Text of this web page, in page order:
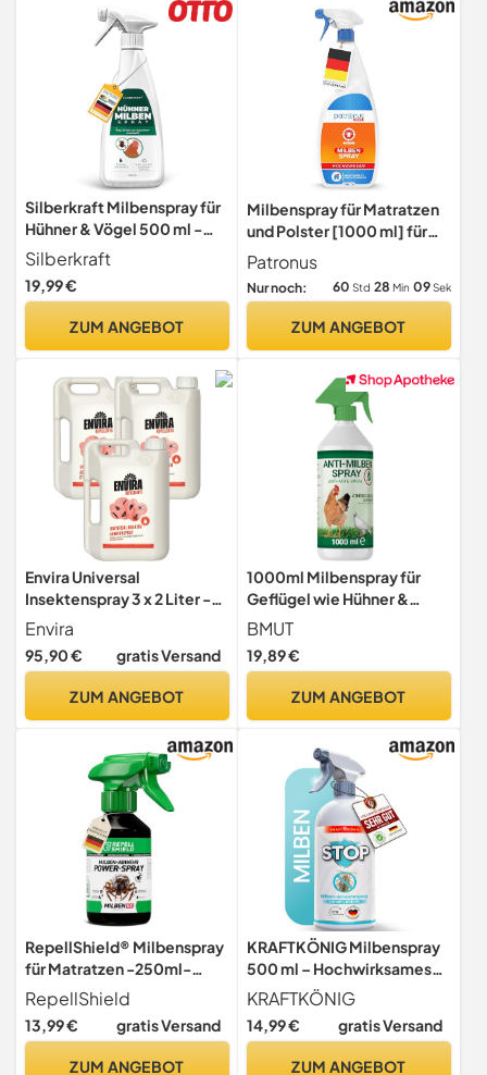
geruchsarm
Silberkraft Milbenspray für
Hühner & Vögel 500 ml -
Anti Milben Spray mit
Sofortwirkung gegen Rote
Vogelmilbe & Federlinge -
Hühnerstall & Käfig -
laborgeprüft
Silberkraft
19,99 €
ZUM ANGEBOT
Milbenspray für Matratzen
und Polster [1000 ml] für
Hausstaub-Allergiker
Patronus
Nur noch: 60 Std 28 Min 08Sek
ZUM ANGEBOT
Envira Universal
Insektenspray 3 x 2 Liter -
wirkt gegen Trauermücken
Envira
95,90 € gratis Versand
ZUM ANGEBOT
1000ml Milbenspray für
Geflügel wie Hühner &
Vögel - Sofort & Langfristig
gegen Parasiten, bei Akut &
Vorbeugung (1x 1000ml)
BMUT
19,89 €
ZUM ANGEBOT
RepellShield® Milbenspray
für Matratzen -250ml-
Natürliches Anti Milben
Spray - Fleckenfrei -
Abweisende Barriere
RepellShield
13,99 € gratis Versand
ZUM ANGEBOT
KRAFTKÖNIG Milbenspray
500 ml – Hochwirksames
Abwehrspray gegen Milben
– Milbenspray für
Matratzen, Polster &
KRAFTKÖNIG
14,99 € gratis Versand
ZUM ANGEBOT